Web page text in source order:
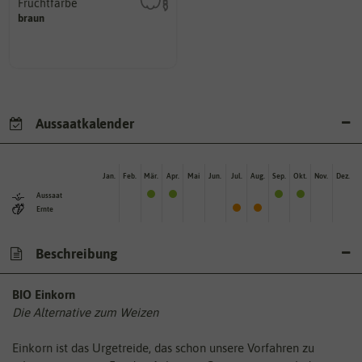
Fruchtfarbe
braun
sie nach dem Reifungsprozess
hat.
Aussaatkalender
Aussaat
Ernte
Jan. Feb. Mär. Apr. Mai Jun. Jul. Aug. Sep. Okt. Nov. Dez.
Beschreibung
BIO Einkorn
Die Alternative zum Weizen
Einkorn ist das Urgetreide, das schon unsere Vorfahren zu